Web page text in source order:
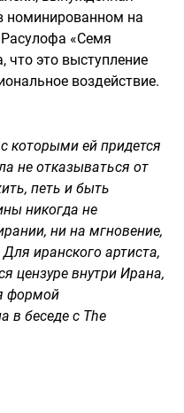
номинированном на
«Семя
что это выступление
воздействие.
которыми ей придется
не отказываться от
петь и быть
никогда не
ни на мгновение,
иранского артиста,
цензуре внутри Ирана,
формой
в беседе с The